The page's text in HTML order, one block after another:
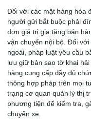
Đối với các mặt hàng hóa
người gửi bắt buộc phải
đơn giá trị gia tăng bán
vận chuyển nội bộ. Đối
ngoài, pháp luật yêu cầu
lưu giữ bản sao tờ khai
hàng cung cấp đầy đủ
thông hợp pháp trên mọi
trạng cơ quan quản lý thị
phương tiện để kiểm tra,
chuyến xe.